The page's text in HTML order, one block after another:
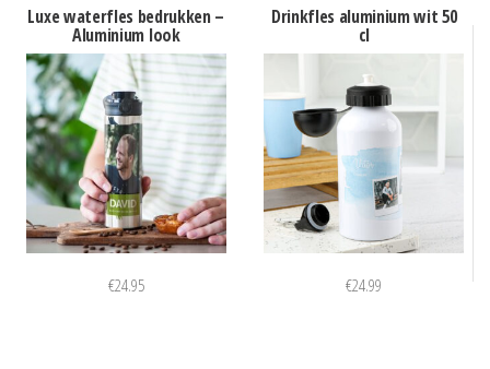
Luxe waterfles bedrukken –
Aluminium look
€24.95
Drinkfles aluminium wit 50
cl
€24.99